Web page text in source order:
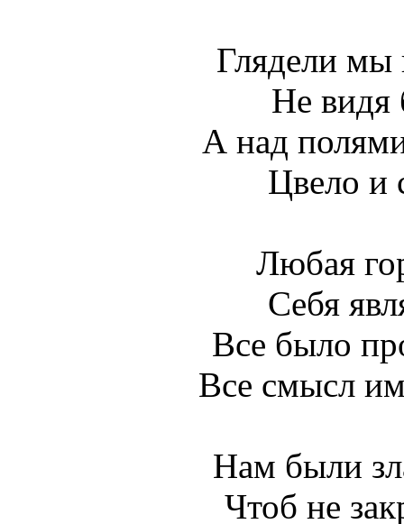
Глядели мы
Не видя
А над
Цвело и
Любая
Себя
Все было
Все смысл
Нам были
Чтоб не